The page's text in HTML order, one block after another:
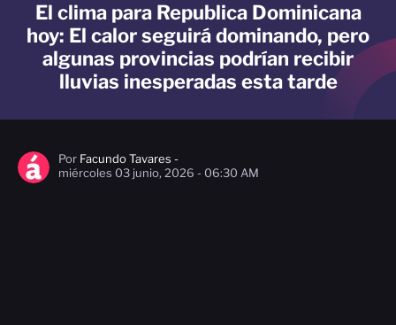
El clima para Republica Dominicana
hoy: El calor seguirá dominando, pero
algunas provincias podrían recibir
lluvias inesperadas esta tarde
Por Facundo Tavares -
miércoles 03 junio, 2026 - 06:30 AM